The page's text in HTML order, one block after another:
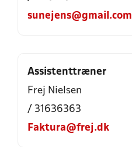
sunejens@gmail.com
Assistenttræner
Frej Nielsen
/ 31636363
Faktura@frej.dk